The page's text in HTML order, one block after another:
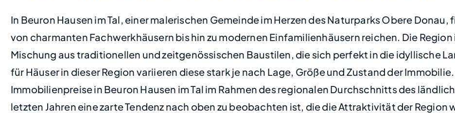
In Beuron Hausen im Tal, einer malerischen Gemeinde im Herzen des Naturparks Obere
von charmanten Fachwerkhäusern bis hin zu modernen Einfamilienhäusern reichen. Die
Mischung aus traditionellen und zeitgenössischen Baustilen, die sich perfekt in die idyllische
für Häuser in dieser Region variieren diese stark je nach Lage, Größe und Zustand der
Immobilienpreise in Beuron Hausen im Tal im Rahmen des regionalen Durchschnitts des
letzten Jahren eine zarte Tendenz nach oben zu beobachten ist, die die Attraktivität der Region